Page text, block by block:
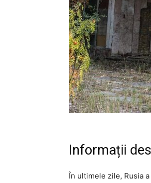
Informații
În ultimele zile, Rusia